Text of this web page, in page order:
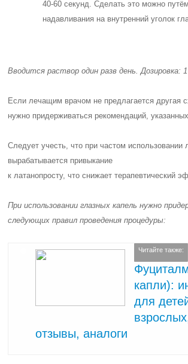
40-60 секунд. Сделать это можно
надавливания на внутренний уголок
Вводится раствородин разв день. Дозировка:
Если лечащим врачом не предлагается другая
нужно придерживаться рекомендаций,
Следует учесть, что при частом использовании
вырабатывается привыкание
к латанопросту, что снижает терапевтический
При использовании глазных капель нужно
следующих правил проведения процедуры:
Читайте также:
капли):
для
отзывы, аналоги